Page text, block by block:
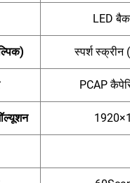
LED
स्पर्श स्क्रीन
PCAP